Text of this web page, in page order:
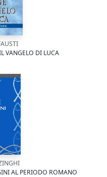
VANGELO DI LUCA
AL PERIODO ROMANO